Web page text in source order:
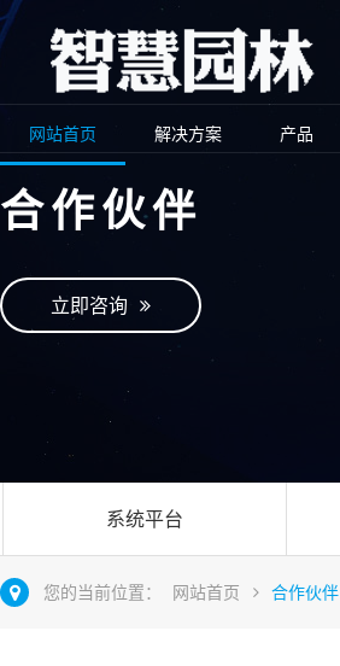
网站首页 解决方案 产品
合作伙伴
立即咨询
系统平台
您的当前位置： 网站首页 合作伙伴